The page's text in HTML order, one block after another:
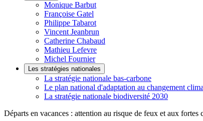
Monique Barbut
Françoise Gatel
Philippe Tabarot
Vincent Jeanbrun
Catherine Chabaud
Mathieu Lefevre
Michel Fournier
Les stratégies nationales
La stratégie nationale bas-carbone
Le plan national d'adaptation au changement
La stratégie nationale biodiversité 2030
Départs en vacances : attention au risque de feux et aux fortes